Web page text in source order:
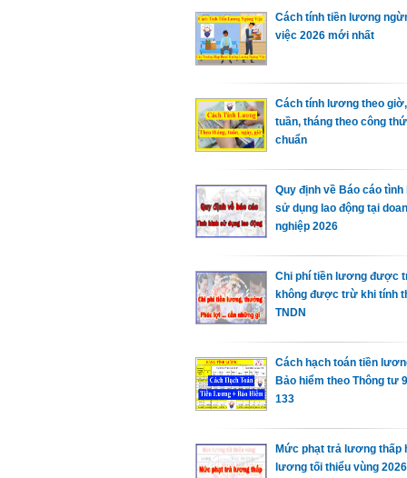
Cách tính tiền lương
việc 2026 mới nhất
Cách tính lương theo
tuần, tháng theo công
chuẩn
Quy định về Báo cáo tình
sử dụng lao động tại
nghiệp 2026
Chi phí tiền lương được
không được trừ khi tính
TNDN
Cách hạch toán tiền
Bảo hiểm theo Thông tư
133
Mức phạt trả lương thấp
lương tối thiểu vùng 2026